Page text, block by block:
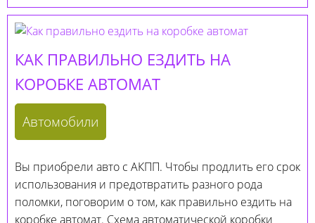
КАК ПРАВИЛЬНО ЕЗДИТЬ НА
КОРОБКЕ АВТОМАТ
Автомобили
Вы приобрели авто с АКПП. Чтобы продлить его срок
использования и предотвратить разного рода
поломки, поговорим о том, как правильно ездить на
коробке автомат. Схема автоматической коробки